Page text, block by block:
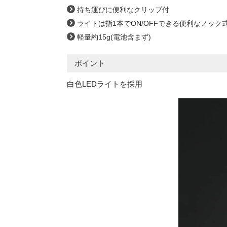
持ち運びに便利なクリップ付
ライトは指1本でON/OFFできる便利なノック
軽量約15g(電池含まず)
ポイント
白色LEDライトを採用